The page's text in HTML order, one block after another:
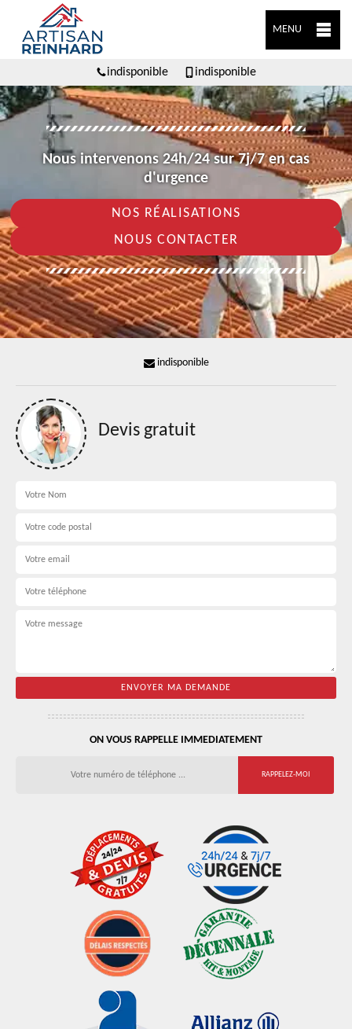
MENU
indisponible indisponible
Nous intervenons 24h/24 sur 7j/7 en cas
d'urgence
NOS RÉALISATIONS
NOUS CONTACTER
indisponible
Devis gratuit
ON VOUS RAPPELLE IMMEDIATEMENT